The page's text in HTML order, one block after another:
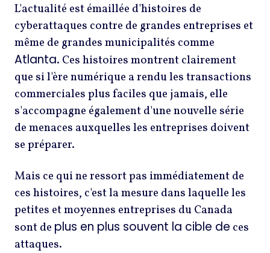
L'actualité est émaillée d'histoires de
cyberattaques contre de grandes entreprises et
même de grandes municipalités comme
Atlanta. Ces histoires montrent clairement
que si l'ère numérique a rendu les transactions
commerciales plus faciles que jamais, elle
s'accompagne également d'une nouvelle série
de menaces auxquelles les entreprises doivent
se préparer.
Mais ce qui ne ressort pas immédiatement de
ces histoires, c'est la mesure dans laquelle les
petites et moyennes entreprises du Canada
sont de plus en plus souvent la cible de ces
attaques.